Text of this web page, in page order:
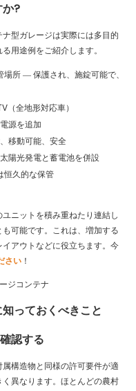
か?
型ガレージは実際には多目的
用途例をご紹介します。
所 ― 保護され、施錠可能で、
（全地形対応車）
源を追加
移動可能、安全
陽光発電と蓄電池を併設
恒久的な保管
ニットを積み重ねたり連結し
可能です。これは、増加する
アウトなどに役立ちます。今
さい ！
っておくべきこと
認する
構造物と同様の許可要件が適
異なります。ほとんどの農村